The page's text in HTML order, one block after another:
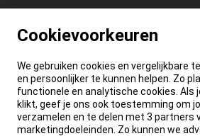
Cookievoorkeuren
We gebruiken cookies en vergelijkbare
en persoonlijker te kunnen helpen. Zo
functionele en analytische cookies. Als
klikt, geef je ons ook toestemming om
verzamelen en te delen met 3 partners
marketingdoeleinden. Zo kunnen we